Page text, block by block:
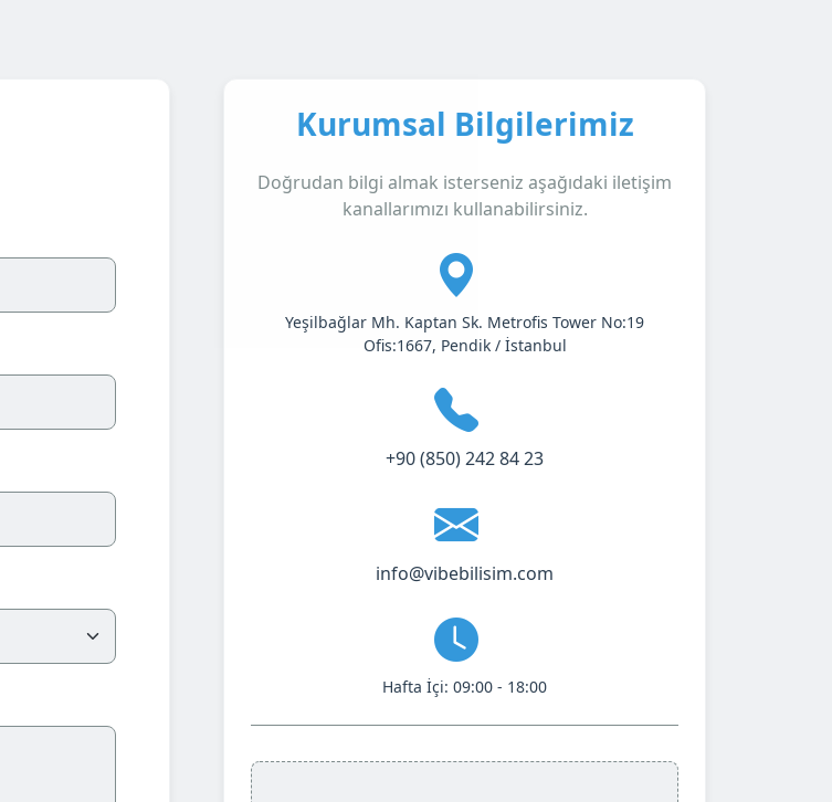
Kurumsal Bilgilerimiz
Doğrudan bilgi almak isterseniz aşağıdaki iletişim
kanallarımızı kullanabilirsiniz.
Yeşilbağlar Mh. Kaptan Sk. Metrofis Tower No:19
Ofis:1667, Pendik / İstanbul
+90 (850) 242 84 23
info@vibebilisim.com
Hafta İçi: 09:00 - 18:00